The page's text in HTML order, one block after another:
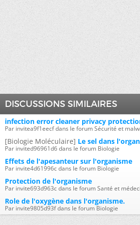
DISCUSSIONS SIMILAIRES
infection error cleaner privacy
Par invitea9f1eecf dans le forum Sécurité et
[Biologie Moléculaire] Le sel dans
Par invited96961d6 dans le forum Biologie
Effets de l'apesanteur sur l'organisme
Par invite4d61996c dans le forum Biologie
Protection de l'organisme
Par invite693d963c dans le forum Santé et
Role de l'oxygène dans l'organisme.
Par invite9805d93f dans le forum Biologie